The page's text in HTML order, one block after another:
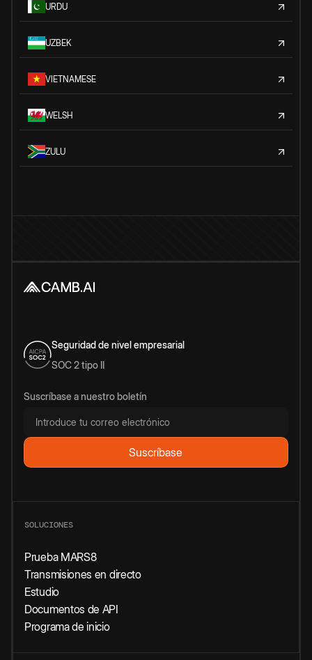
URDU
UZBEK
VIETNAMESE
WELSH
ZULU
Seguridad de nivel empresarial
SOC 2 tipo II
Suscríbase a nuestro boletín
SOLUCIONES
Prueba MARS8
Transmisiones en directo
Estudio
Documentos de API
Programa de inicio